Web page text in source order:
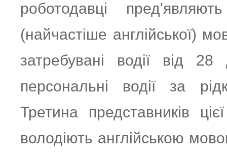
роботодавці
(найчастіше англійської)
затребувані водії від
персональні водії за
Третина представників
володіють англійською